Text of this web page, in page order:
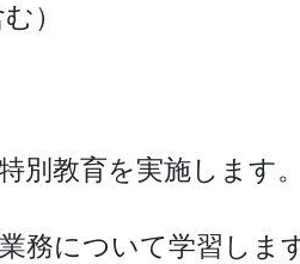
）
別教育を実施します
務について学習しま